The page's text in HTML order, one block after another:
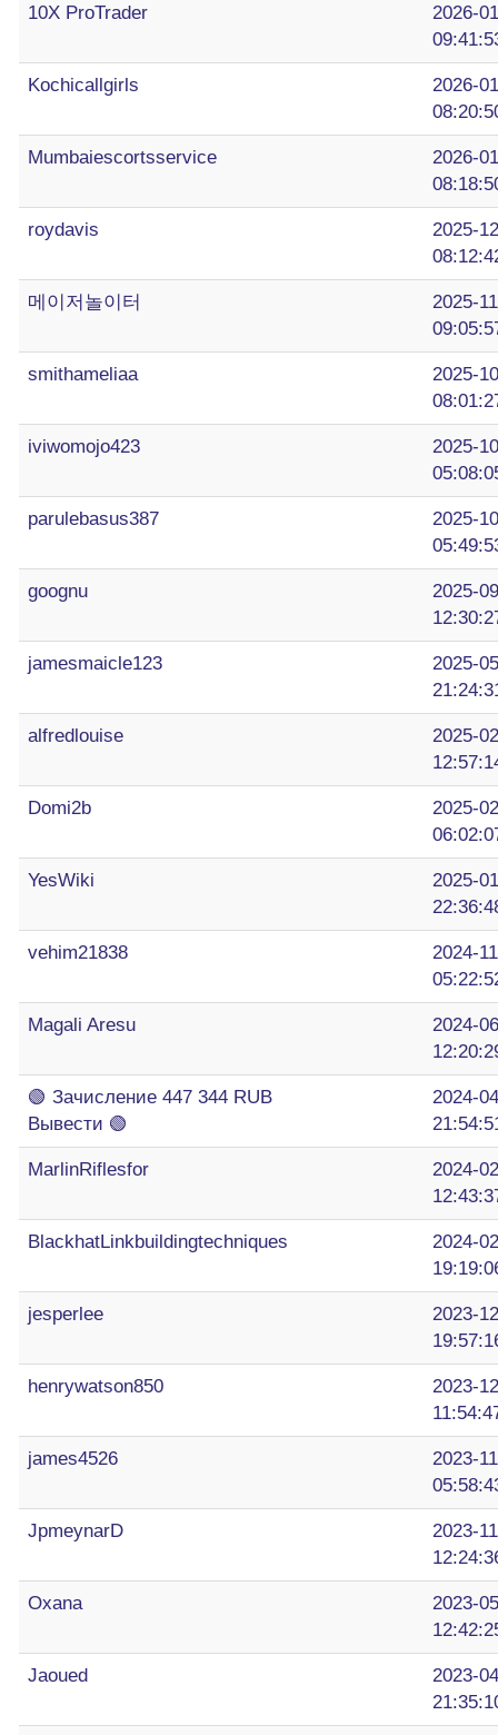
10X ProTrader
2026-
Kochicallgirls
2026-
Mumbaiescortsservice
2026-
roydavis
2025-
메이저놀이터
2025-
smithameliaa
2025-
iviwomojo423
2025-
parulebasus387
2025-
goognu
2025-
jamesmaicle123
2025-
alfredlouise
2025-
Domi2b
2025-
YesWiki
2025-
vehim21838
2024-
Magali Aresu
2024-
🟢 Зaчиcлeниe 447 344 RUB
Bывecти 🟢
2024-
MarlinRiflesfor
2024-
BlackhatLinkbuildingtechniques
2024-
jesperlee
2023-
henrywatson850
2023-
james4526
2023-
JpmeynarD
2023-
Oxana
2023-
Jaoued
2023-